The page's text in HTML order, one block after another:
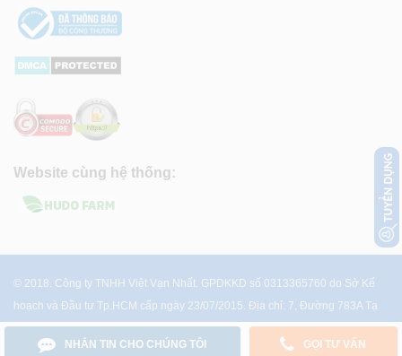
Website cùng hệ thống:
© 2018. Công ty TNHH Việt Vạn Nhất. GPDKKD số 0313365760 do Sở Kế
hoạch và Đầu tư Tp.HCM cấp ngày 23/07/2015. Địa chỉ: 7, Đường 783A Tạ
Quang Bửu, P.4, Q.8, Tp.HCM
NHẮN TIN CHO CHÚNG TÔI
GỌI TƯ VẤN